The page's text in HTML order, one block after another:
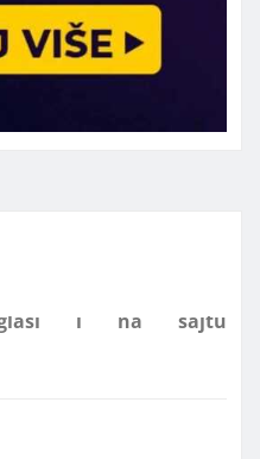
i na sajtu